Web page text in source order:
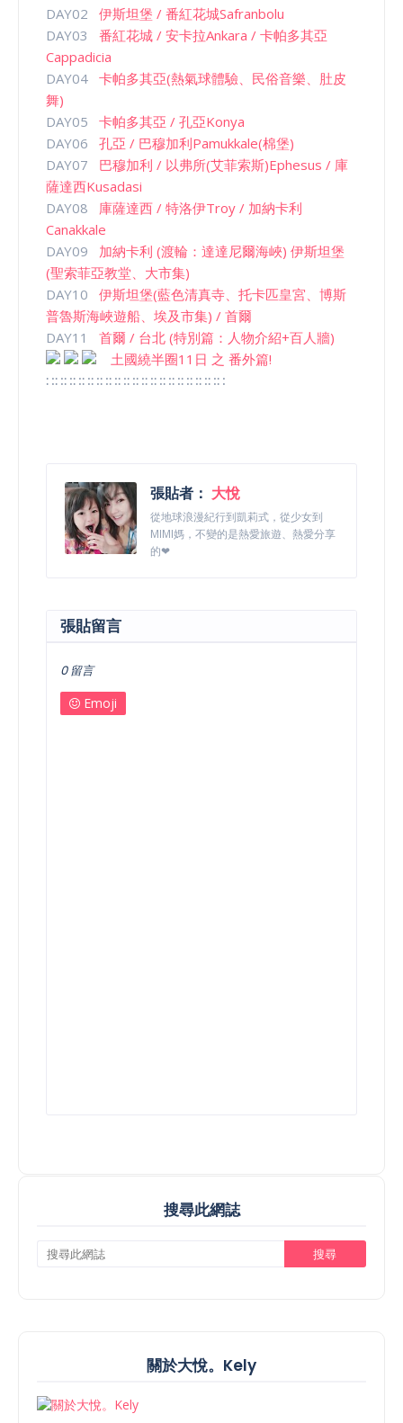
DAY02 伊斯坦堡 / 番紅花城Safranbolu
DAY03 番紅花城 / 安卡拉Ankara / 卡帕多其亞
Cappadicia
DAY04 卡帕多其亞(熱氣球體驗、民俗音樂、肚皮
舞)
DAY05 卡帕多其亞 / 孔亞Konya
DAY06 孔亞 / 巴穆加利Pamukkale(棉堡)
DAY07 巴穆加利 / 以弗所(艾菲索斯)Ephesus / 庫
薩達西Kusadasi
DAY08 庫薩達西 / 特洛伊Troy / 加納卡利
Canakkale
DAY09 加納卡利 (渡輪：達達尼爾海峽) 伊斯坦堡
(聖索菲亞教堂、大市集)
DAY10 伊斯坦堡(藍色清真寺、托卡匹皇宮、博斯
普魯斯海峽遊船、埃及市集) / 首爾
DAY11 首爾 / 台北 (特別篇：人物介紹+百人牆)
土國繞半圈11日 之 番外篇!
∷∷∷∷∷∷∷∷∷∷∷∷∷∷∷∷∷∷∷∷
張貼者： 大悅
從地球浪漫紀行到凱莉式，從少女到
MIMI媽，不變的是熱愛旅遊、熱愛分享
的❤
張貼留言
0 留言
Emoji
搜尋此網誌
關於大悅。Kely